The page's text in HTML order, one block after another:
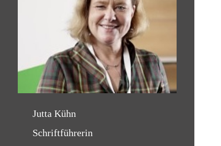
Jutta Kühn
Schriftführerin